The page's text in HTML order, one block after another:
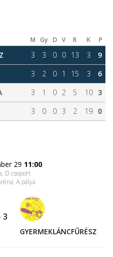
M Gy D V R K P
3 3 0 0 13 3
9
3 2 0 1 15 3
6
3 1 0 2 5 10
3
3 0 0 3 2 19 0
29 11:00
D csoport
, A pálya
3
GYERMEKLÁNCFŰRÉSZ